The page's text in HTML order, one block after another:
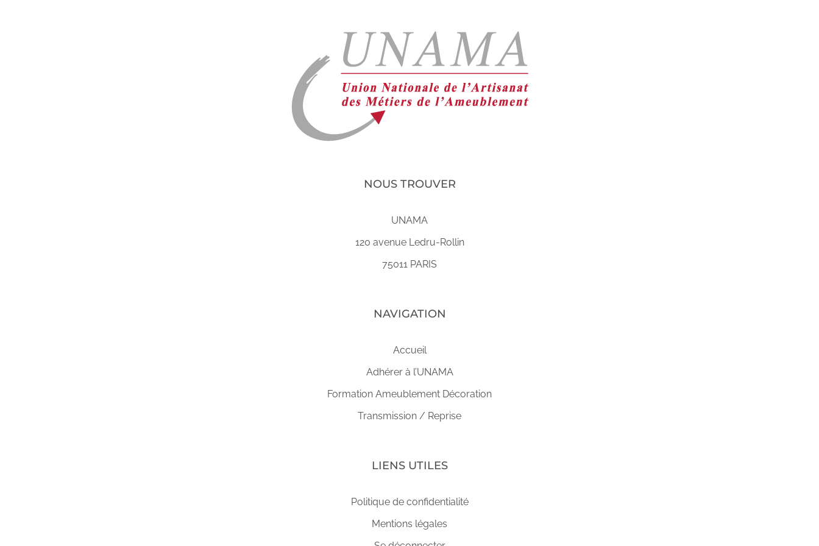
NOUS TROUVER
UNAMA
120 avenue Ledru-Rollin
75011 PARIS
NAVIGATION
Accueil
Adhérer à l’UNAMA
Formation Ameublement Décoration
Transmission / Reprise
LIENS UTILES
Politique de confidentialité
Mentions légales